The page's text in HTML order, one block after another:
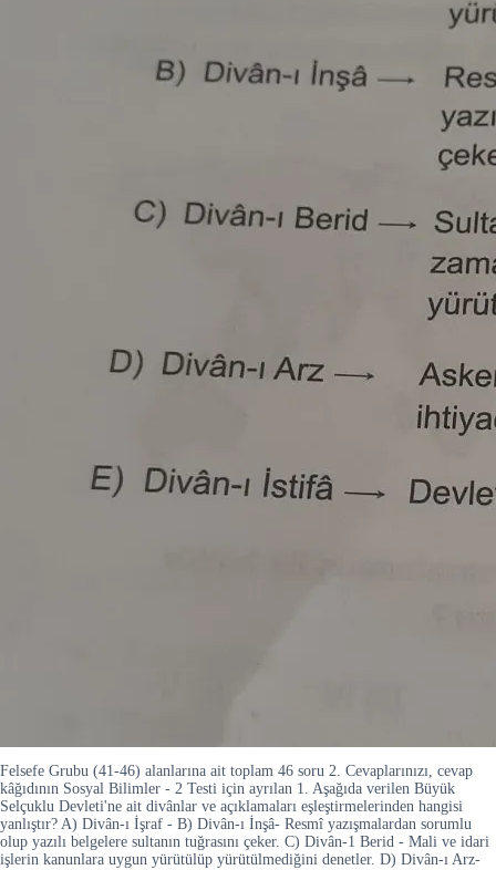
Felsefe Grubu (41-46) alanlarına ait toplam 46 soru 2. Cevaplarınızı, cevap
kâğıdının Sosyal Bilimler - 2 Testi için ayrılan 1. Aşağıda verilen Büyük
Selçuklu Devleti'ne ait divânlar ve açıklamaları eşleştirmelerinden hangisi
yanlıştır? A) Divân-ı İşraf - B) Divân-ı İnşâ- Resmî yazışmalardan sorumlu
olup yazılı belgelere sultanın tuğrasını çeker. C) Divân-1 Berid - Mali ve idari
işlerin kanunlara uygun yürütülüp yürütülmediğini denetler. D) Divân-ı Arz-